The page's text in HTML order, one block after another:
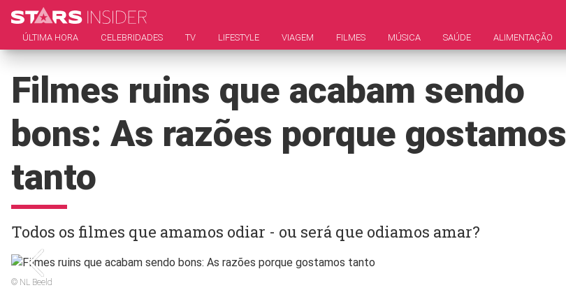
ÚLTIMA HORA CELEBRIDADES TV LIFESTYLE VIAGEM FILMES MÚSICA SAÚDE ALIMENTAÇÃO
Filmes ruins que acabam sendo
bons: As razões porque gostamos
tanto
Todos os filmes que amamos odiar - ou será que odiamos amar?
© NL Beeld